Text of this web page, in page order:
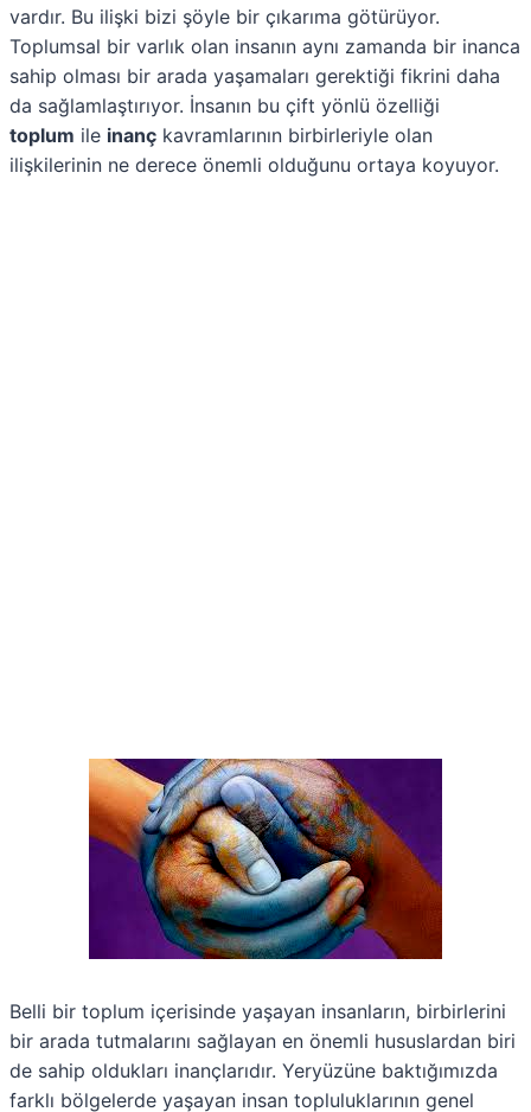
vardır. Bu ilişki bizi şöyle bir çıkarıma götürüyor.
Toplumsal bir varlık olan insanın aynı zamanda bir inanca
sahip olması bir arada yaşamaları gerektiği fikrini daha
da sağlamlaştırıyor. İnsanın bu çift yönlü özelliği
toplum ile inanç kavramlarının birbirleriyle olan
ilişkilerinin ne derece önemli olduğunu ortaya koyuyor.
Belli bir toplum içerisinde yaşayan insanların, birbirlerini
bir arada tutmalarını sağlayan en önemli hususlardan biri
de sahip oldukları inançlarıdır. Yeryüzüne baktığımızda
farklı bölgelerde yaşayan insan topluluklarının genel